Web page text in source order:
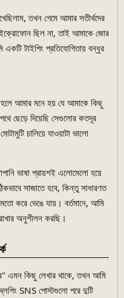
তখন গেমে আমার সতীর্থদের
ছিল না, তাই আমাকে জোর
টাইপিং প্রতিযোগিতায় বন্ধুর
আমার মনে হয় যে আমাকে কিছু
ছেড়ে দিয়েছি সেগুলোর কতদূর
চালিয়ে যাওয়াটা ভালো
ভাষা প্রায়শই এলোমেলো হয়ে
সাজাতে হবে, কিন্তু সাধারণত
করে ভেঙে যায়। বর্তমানে, আমি
অনুশীলন করছি।
এমন কিছু লেখার থাকে, তখন আমি
SNS পোস্টগুলো পরে দুটি